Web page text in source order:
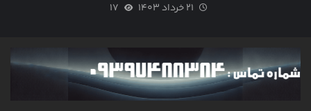
۲۱ خرداد ۱۴۰۳ ۱۷
گالری اخبار